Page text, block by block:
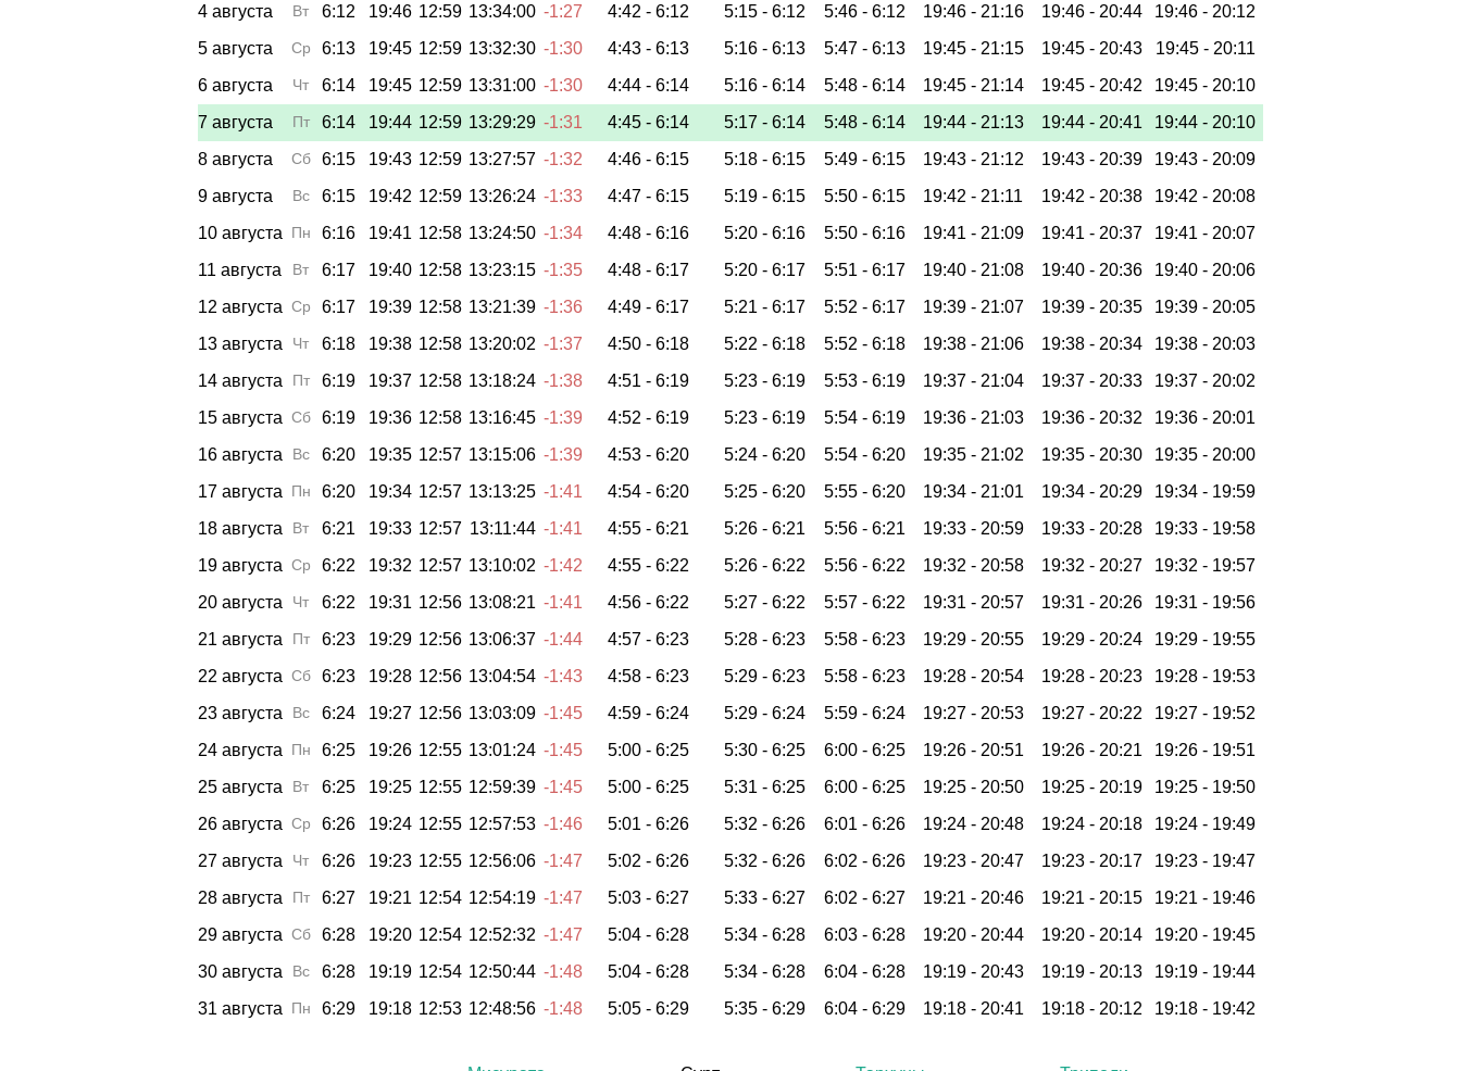
4 августа
Вт 6:12 19:46 12:59 13:34:00 -1:27 4:42 - 6:12 5:15 - 6:12 5:46 - 6:12 19:46 - 21:16 19:46 - 20:44 19:46 - 20:12
5 августа
Ср 6:13 19:45 12:59 13:32:30 -1:30 4:43 - 6:13 5:16 - 6:13 5:47 - 6:13 19:45 - 21:15 19:45 - 20:43 19:45 - 20:11
6 августа
Чт 6:14 19:45 12:59 13:31:00 -1:30 4:44 - 6:14 5:16 - 6:14 5:48 - 6:14 19:45 - 21:14 19:45 - 20:42 19:45 - 20:10
7 августа
Пт 6:14 19:44 12:59 13:29:29 -1:31 4:45 - 6:14 5:17 - 6:14 5:48 - 6:14 19:44 - 21:13 19:44 - 20:41 19:44 - 20:10
8 августа
Сб 6:15 19:43 12:59 13:27:57 -1:32 4:46 - 6:15 5:18 - 6:15 5:49 - 6:15 19:43 - 21:12 19:43 - 20:39 19:43 - 20:09
9 августа
Вс 6:15 19:42 12:59 13:26:24 -1:33 4:47 - 6:15 5:19 - 6:15 5:50 - 6:15 19:42 - 21:11 19:42 - 20:38 19:42 - 20:08
10 августа
Пн 6:16 19:41 12:58 13:24:50 -1:34 4:48 - 6:16 5:20 - 6:16 5:50 - 6:16 19:41 - 21:09 19:41 - 20:37 19:41 - 20:07
11 августа
Вт 6:17 19:40 12:58 13:23:15 -1:35 4:48 - 6:17 5:20 - 6:17 5:51 - 6:17 19:40 - 21:08 19:40 - 20:36 19:40 - 20:06
12 августа Ср 6:17 19:39 12:58 13:21:39 -1:36 4:49 - 6:17 5:21 - 6:17 5:52 - 6:17 19:39 - 21:07 19:39 - 20:35 19:39 - 20:05
13 августа
Чт 6:18 19:38 12:58 13:20:02 -1:37 4:50 - 6:18 5:22 - 6:18 5:52 - 6:18 19:38 - 21:06 19:38 - 20:34 19:38 - 20:03
14 августа
Пт 6:19 19:37 12:58 13:18:24 -1:38 4:51 - 6:19 5:23 - 6:19 5:53 - 6:19 19:37 - 21:04 19:37 - 20:33 19:37 - 20:02
15 августа Сб 6:19 19:36 12:58 13:16:45 -1:39 4:52 - 6:19 5:23 - 6:19 5:54 - 6:19 19:36 - 21:03 19:36 - 20:32 19:36 - 20:01
16 августа
Вс 6:20 19:35 12:57 13:15:06 -1:39 4:53 - 6:20 5:24 - 6:20 5:54 - 6:20 19:35 - 21:02 19:35 - 20:30 19:35 - 20:00
17 августа
Пн 6:20 19:34 12:57 13:13:25 -1:41 4:54 - 6:20 5:25 - 6:20 5:55 - 6:20 19:34 - 21:01 19:34 - 20:29 19:34 - 19:59
18 августа
Вт 6:21 19:33 12:57 13:11:44 -1:41 4:55 - 6:21 5:26 - 6:21 5:56 - 6:21 19:33 - 20:59 19:33 - 20:28 19:33 - 19:58
19 августа Ср 6:22 19:32 12:57 13:10:02 -1:42 4:55 - 6:22 5:26 - 6:22 5:56 - 6:22 19:32 - 20:58 19:32 - 20:27 19:32 - 19:57
20 августа
Чт 6:22 19:31 12:56 13:08:21 -1:41 4:56 - 6:22 5:27 - 6:22 5:57 - 6:22 19:31 - 20:57 19:31 - 20:26 19:31 - 19:56
21 августа
Пт 6:23 19:29 12:56 13:06:37 -1:44 4:57 - 6:23 5:28 - 6:23 5:58 - 6:23 19:29 - 20:55 19:29 - 20:24 19:29 - 19:55
22 августа Сб 6:23 19:28 12:56 13:04:54 -1:43 4:58 - 6:23 5:29 - 6:23 5:58 - 6:23 19:28 - 20:54 19:28 - 20:23 19:28 - 19:53
23 августа
Вс 6:24 19:27 12:56 13:03:09 -1:45 4:59 - 6:24 5:29 - 6:24 5:59 - 6:24 19:27 - 20:53 19:27 - 20:22 19:27 - 19:52
24 августа
Пн 6:25 19:26 12:55 13:01:24 -1:45 5:00 - 6:25 5:30 - 6:25 6:00 - 6:25 19:26 - 20:51 19:26 - 20:21 19:26 - 19:51
25 августа
Вт 6:25 19:25 12:55 12:59:39 -1:45 5:00 - 6:25 5:31 - 6:25 6:00 - 6:25 19:25 - 20:50 19:25 - 20:19 19:25 - 19:50
26 августа Ср 6:26 19:24 12:55 12:57:53 -1:46 5:01 - 6:26 5:32 - 6:26 6:01 - 6:26 19:24 - 20:48 19:24 - 20:18 19:24 - 19:49
27 августа
Чт 6:26 19:23 12:55 12:56:06 -1:47 5:02 - 6:26 5:32 - 6:26 6:02 - 6:26 19:23 - 20:47 19:23 - 20:17 19:23 - 19:47
28 августа
Пт 6:27 19:21 12:54 12:54:19 -1:47 5:03 - 6:27 5:33 - 6:27 6:02 - 6:27 19:21 - 20:46 19:21 - 20:15 19:21 - 19:46
29 августа Сб 6:28 19:20 12:54 12:52:32 -1:47 5:04 - 6:28 5:34 - 6:28 6:03 - 6:28 19:20 - 20:44 19:20 - 20:14 19:20 - 19:45
30 августа
Вс 6:28 19:19 12:54 12:50:44 -1:48 5:04 - 6:28 5:34 - 6:28 6:04 - 6:28 19:19 - 20:43 19:19 - 20:13 19:19 - 19:44
31 августа
Пн 6:29 19:18 12:53 12:48:56 -1:48 5:05 - 6:29 5:35 - 6:29 6:04 - 6:29 19:18 - 20:41 19:18 - 20:12 19:18 - 19:42